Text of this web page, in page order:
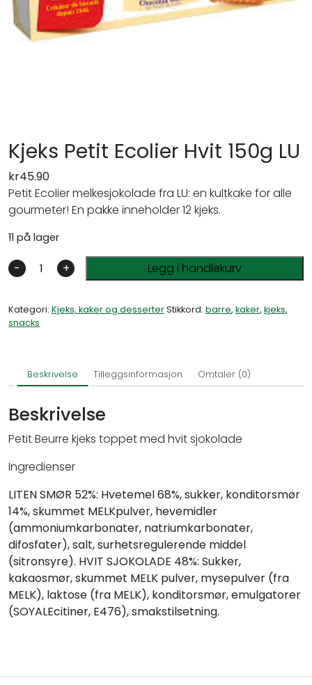
Kjeks Petit Ecolier Hvit 150g LU
kr45.90
Petit Ecolier melkesjokolade fra LU: en kultkake for alle
gourmeter! En pakke inneholder 12 kjeks.
11 på lager
- + Legg i handlekurv
Kategori: Kjeks, kaker og desserterStikkord: barre, kaker, kjeks,
snacks
Beskrivelse Tilleggsinformasjon Omtaler (0)
Beskrivelse
Petit Beurre kjeks toppet med hvit sjokolade
Ingredienser
LITEN SMØR 52%: Hvetemel 68%, sukker, konditorsmør
14%, skummet MELKpulver, hevemidler
(ammoniumkarbonater, natriumkarbonater,
difosfater), salt, surhetsregulerende middel
(sitronsyre). HVIT SJOKOLADE 48%: Sukker,
kakaosmør, skummet MELK pulver, mysepulver (fra
MELK), laktose (fra MELK), konditorsmør, emulgatorer
(SOYALEcitiner, E476), smakstilsetning.